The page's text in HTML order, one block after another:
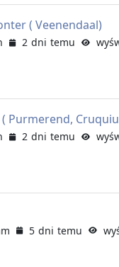
( Veenendaal)
2 dni temu
Purmerend,
2 dni temu
5 dni temu